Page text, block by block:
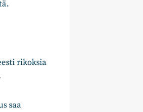
rikoksia
saa